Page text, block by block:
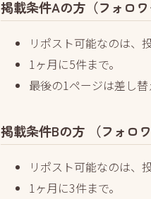
掲載条件Aの方（フォロワ
リポスト可能なのは、
1ヶ月に5件まで。
最後の1ページは差し替
掲載条件Bの方 （フォロ
リポスト可能なのは、
1ヶ月に3件まで。